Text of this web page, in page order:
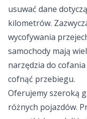
usuwać dane
kilometrów.
wycofywania
samochody mają
narzędzia do
cofnąć przebiegu.
Oferujemy szeroką
różnych pojazdów.